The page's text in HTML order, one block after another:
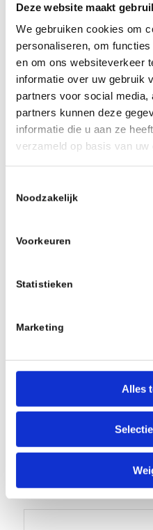
Deze website maakt
We gebruiken cookies om
personaliseren, om
en om ons websiteverkeer
informatie over uw gebruik
partners voor social
partners kunnen deze
informatie die u aan ze
verzameld op basis van
Noodzakelijk
Voorkeuren
Statistieken
Marketing
Alles
19:45 – 20:30 uur Eerste
daarna volgende ronden
speeltempo 15min+3sec